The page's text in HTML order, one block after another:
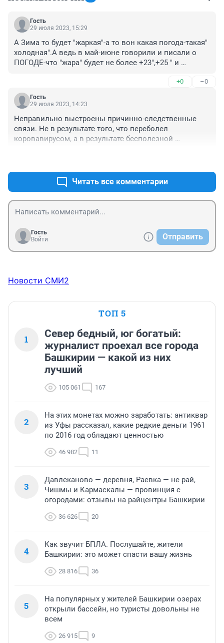
Гость
29 июля 2023, 15:29
А Зима то будет "жаркая"-а то вон какая погода-такая"
холодная".А ведь в май-июне говорили и писали о
ПОГОДЕ-что "жара" будет не более +23",+25 " и
жители тоже уже по старосте лет начали спутаться о
ПОГОДЕ,об❤️❤️💩💩💩😳😳😳😳 УФЕ-Башкирии.
+0 –0
Гость
29 июля 2023, 14:23
Неправильно выстроены причинно-следственные
связи. Не в результате того, что переболел
коровавирусом, а в результате бесполезной
Читать все комментарии
Гость
Войти
Отправить
Новости СМИ2
ТОП 5
1
Север бедный, юг богатый:
журналист проехал все города
Башкирии — какой из них
лучший
105 061 167
2
На этих монетах можно заработать: антиквар
из Уфы рассказал, какие редкие деньги 1961
по 2016 год обладают ценностью
46 982 11
3
Давлеканово — деревня, Раевка — не рай,
Чишмы и Кармаскалы — провинция с
огородами: отзывы на райцентры Башкирии
36 626 20
4
Как звучит БПЛА. Послушайте, жители
Башкирии: это может спасти вашу жизнь
28 816 36
5
На популярных у жителей Башкирии озерах
открыли бассейн, но туристы довольны не
всем
26 915 9